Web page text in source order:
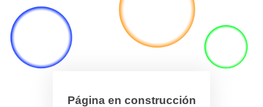
Página en construcción